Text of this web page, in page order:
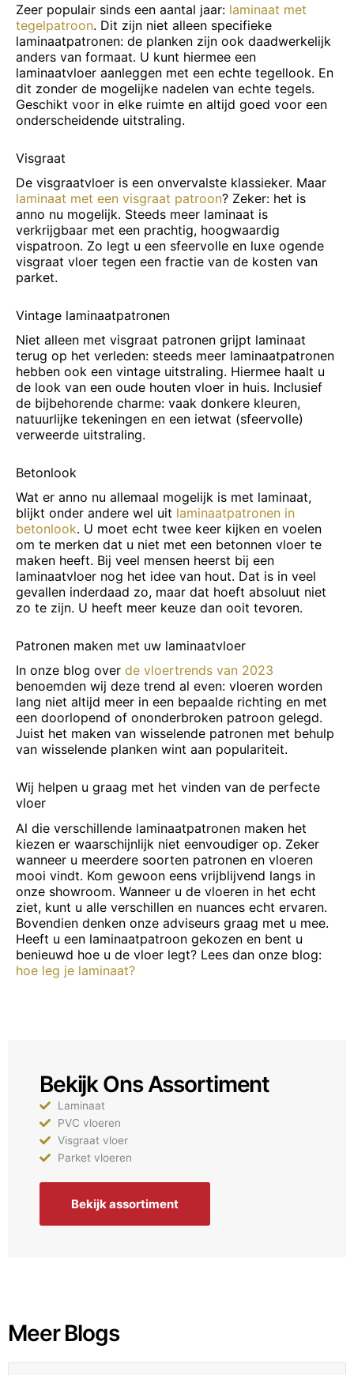
Zeer populair sinds een aantal jaar: laminaat met
tegelpatroon. Dit zijn niet alleen specifieke
laminaatpatronen: de planken zijn ook daadwerkelijk
anders van formaat. U kunt hiermee een
laminaatvloer aanleggen met een echte tegellook. En
dit zonder de mogelijke nadelen van echte tegels.
Geschikt voor in elke ruimte en altijd goed voor een
onderscheidende uitstraling.
Visgraat
De visgraatvloer is een onvervalste klassieker. Maar
laminaat met een visgraat patroon? Zeker: het is
anno nu mogelijk. Steeds meer laminaat is
verkrijgbaar met een prachtig, hoogwaardig
vispatroon. Zo legt u een sfeervolle en luxe ogende
visgraat vloer tegen een fractie van de kosten van
parket.
Vintage laminaatpatronen
Niet alleen met visgraat patronen grijpt laminaat
terug op het verleden: steeds meer laminaatpatronen
hebben ook een vintage uitstraling. Hiermee haalt u
de look van een oude houten vloer in huis. Inclusief
de bijbehorende charme: vaak donkere kleuren,
natuurlijke tekeningen en een ietwat (sfeervolle)
verweerde uitstraling.
Betonlook
Wat er anno nu allemaal mogelijk is met laminaat,
blijkt onder andere wel uit laminaatpatronen in
betonlook. U moet echt twee keer kijken en voelen
om te merken dat u niet met een betonnen vloer te
maken heeft. Bij veel mensen heerst bij een
laminaatvloer nog het idee van hout. Dat is in veel
gevallen inderdaad zo, maar dat hoeft absoluut niet
zo te zijn. U heeft meer keuze dan ooit tevoren.
Patronen maken met uw laminaatvloer
In onze blog over de vloertrends van 2023
benoemden wij deze trend al even: vloeren worden
lang niet altijd meer in een bepaalde richting en met
een doorlopend of ononderbroken patroon gelegd.
Juist het maken van wisselende patronen met behulp
van wisselende planken wint aan populariteit.
Wij helpen u graag met het vinden van de perfecte
vloer
Al die verschillende laminaatpatronen maken het
kiezen er waarschijnlijk niet eenvoudiger op. Zeker
wanneer u meerdere soorten patronen en vloeren
mooi vindt. Kom gewoon eens vrijblijvend langs in
onze showroom. Wanneer u de vloeren in het echt
ziet, kunt u alle verschillen en nuances echt ervaren.
Bovendien denken onze adviseurs graag met u mee.
Heeft u een laminaatpatroon gekozen en bent u
benieuwd hoe u de vloer legt? Lees dan onze blog:
hoe leg je laminaat?
Bekijk Ons Assortiment
Laminaat
PVC vloeren
Visgraat vloer
Parket vloeren
Bekijk assortiment
Meer Blogs
5% EXTRA korting!